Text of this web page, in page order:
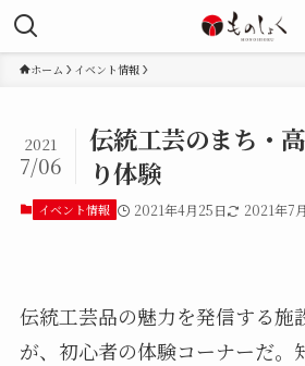
ホーム イベント情報
伝統工芸のまち・
り体験
2021
7/06
イベント情報 2021年4月25日 2021年7
伝統工芸品の魅力を発信する施
が、初心者の体験コーナーだ。